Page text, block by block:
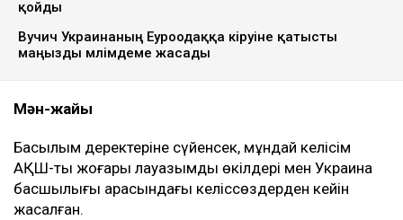
қойды
Вучич Украинаның Еуроодаққа кіруіне қатысты
маңызды мәлімдеме жасады
Мән-жайы
Басылым деректеріне сүйенсек, мұндай келісім
АҚШ-тың жоғары лауазымды өкілдері мен Украина
басшылығы арасындағы келіссөздерден кейін
жасалған.